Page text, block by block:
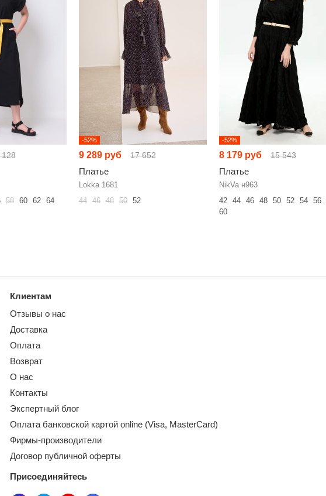
58 60 62
64
-52%
9 289 руб 17 652
Платье
Lokka 1681
44 46 48 50 52
-52%
8 179 руб 15 543
Платье
NikVa н963
42
44 46 48 50 52 54 56
60
Клиентам
Отзывы о нас
Доставка
Оплата
Возврат
О нас
Контакты
Экспертный блог
Оплата банковской картой online (Visa, MasterCard)
Фирмы-производители
Договор публичной оферты
Присоединяйтесь